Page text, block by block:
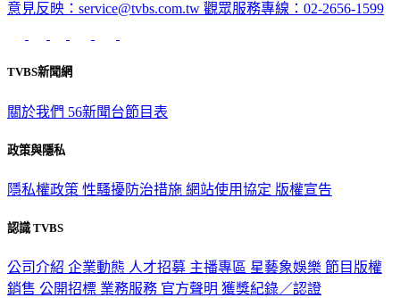
意見反映：service@tvbs.com.tw 觀眾服務專線：02-2656-1599
TVBS新聞網
關於我們 56新聞台節目表
政策與隱私
隱私權政策 性騷擾防治措施 網站使用協定 版權宣告
認識 TVBS
公司介紹 企業動態 人才招募 主播專區 星藝象娛樂 節目版權
銷售 公開招標 業務服務 官方聲明 獲獎紀錄／認證